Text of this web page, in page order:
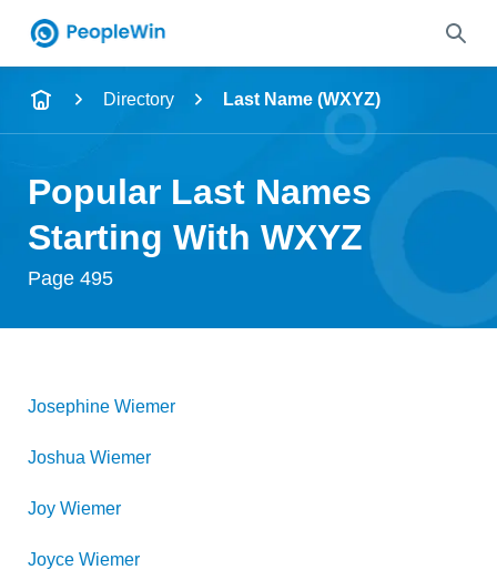
Name
City & State
Directory Last Name (WXYZ)
Popular Last Names
Starting With WXYZ
Page 495
Josephine Wiemer
Joshua Wiemer
Joy Wiemer
Joyce Wiemer